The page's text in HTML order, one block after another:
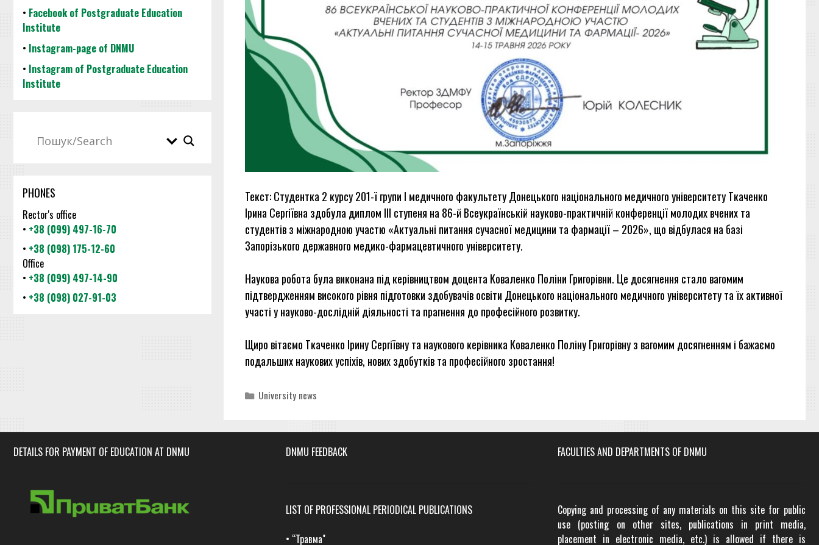
Текст: Студентка 2 курсу 201-ї групи І медичного факультету Донецького національного медичного університету Ткаченко
Ірина Сергіївна здобула диплом ІІІ ступеня на 86-й Всеукраїнській науково-практичній конференції молодих вчених та
студентів з міжнародною участю «Актуальні питання сучасної медицини та фармації – 2026», що відбулася на базі
Запорізького державного медико-фармацевтичного університету.
Наукова робота була виконана під керівництвом доцента Коваленко Поліни Григорівни. Це досягнення стало вагомим
підтвердженням високого рівня підготовки здобувачів освіти Донецького національного медичного університету та їх активної
участі у науково-дослідній діяльності та прагнення до професійного розвитку.
Щиро вітаємо Ткаченко Ірину Сергіївну та наукового керівника Коваленко Поліну Григорівну з вагомим досягненням і бажаємо
подальших наукових успіхів, нових здобутків та професійного зростання!
Categories
University news
• Facebook of Postgraduate Education
Institute
• Instagram-page of DNMU
• Instagram of Postgraduate Education
Institute
PHONES
Rector's office
• +38 (099) 497-16-70
• +38 (098) 175-12-60
Office
• +38 (099) 497-14-90
• +38 (098) 027-91-03
DETAILS FOR PAYMENT OF EDUCATION AT DNMU DNMU FEEDBACK
LIST OF PROFESSIONAL PERIODICAL PUBLICATIONS
• “Травма"
FACULTIES AND DEPARTMENTS OF DNMU
Copying and processing of any materials on this site for public
use (posting on other sites, publications in print media,
placement in electronic media, etc.) is allowed if there is